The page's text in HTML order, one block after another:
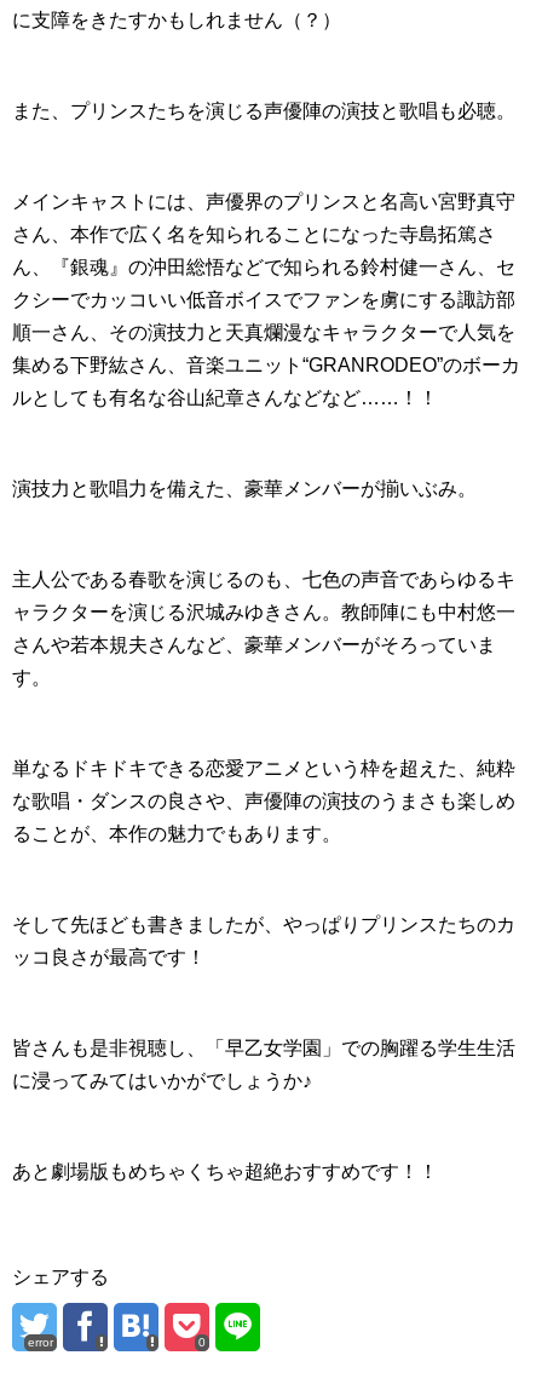
に支障をきたすかもしれません（？）
また、プリンスたちを演じる声優陣の演技と歌唱も必聴。
メインキャストには、声優界のプリンスと名高い宮野真守
さん、本作で広く名を知られることになった寺島拓篤さ
ん、『銀魂』の沖田総悟などで知られる鈴村健一さん、セ
クシーでカッコいい低音ボイスでファンを虜にする諏訪部
順一さん、その演技力と天真爛漫なキャラクターで人気を
集める下野紘さん、音楽ユニット“GRANRODEO”のボーカ
ルとしても有名な谷山紀章さんなどなど……！！
演技力と歌唱力を備えた、豪華メンバーが揃いぶみ。
主人公である春歌を演じるのも、七色の声音であらゆるキ
ャラクターを演じる沢城みゆきさん。教師陣にも中村悠一
さんや若本規夫さんなど、豪華メンバーがそろっていま
す。
単なるドキドキできる恋愛アニメという枠を超えた、純粋
な歌唱・ダンスの良さや、声優陣の演技のうまさも楽しめ
ることが、本作の魅力でもあります。
そして先ほども書きましたが、やっぱりプリンスたちのカ
ッコ良さが最高です！
皆さんも是非視聴し、「早乙女学園」での胸躍る学生生活
に浸ってみてはいかがでしょうか♪
あと劇場版もめちゃくちゃ超絶おすすめです！！
シェアする
error 0